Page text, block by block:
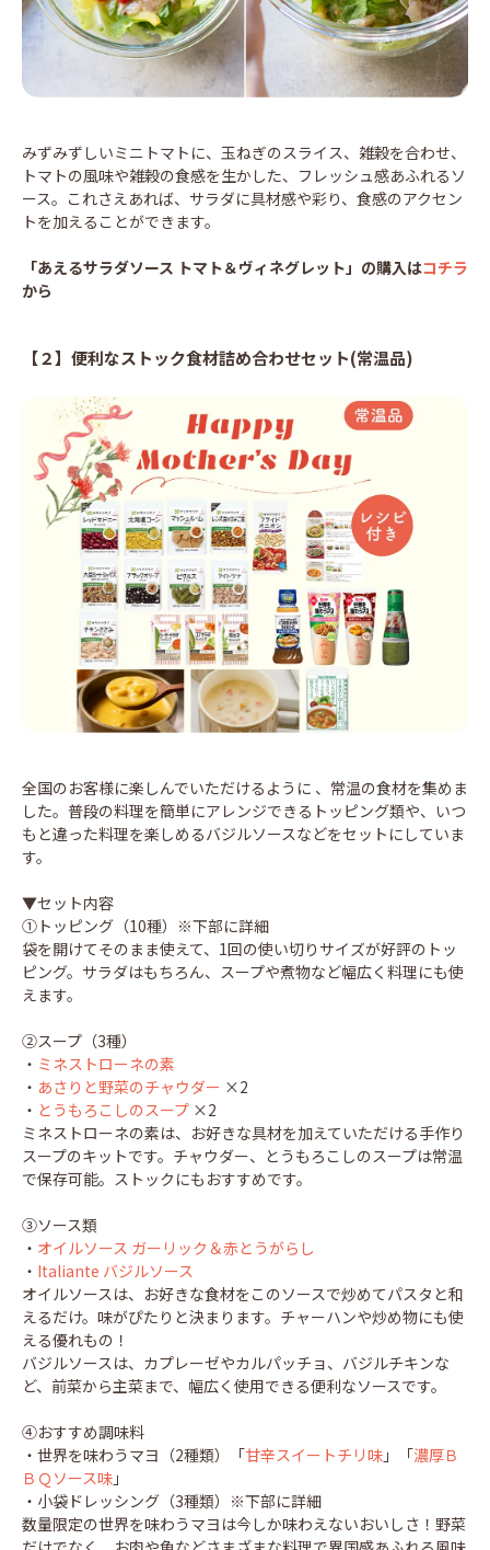
みずみずしいミニトマトに、玉ねぎのスライス、雑穀を合わせ、
トマトの風味や雑穀の食感を生かした、フレッシュ感あふれるソ
ース。これさえあれば、サラダに具材感や彩り、食感のアクセン
トを加えることができます。
「あえるサラダソース トマト＆ヴィネグレット」の購入はコチラ
から
【２】便利なストック食材詰め合わせセット(常温品)
全国のお客様に楽しんでいただけるように 、常温の食材を集めま
した。普段の料理を簡単にアレンジできるトッピング類や、いつ
もと違った料理を楽しめるバジルソースなどをセットにしていま
す。
▼セット内容
①トッピング（10種）※下部に詳細
袋を開けてそのまま使えて、1回の使い切りサイズが好評のトッ
ピング。サラダはもちろん、スープや煮物など幅広く料理にも使
えます。
②スープ（3種）
・ ミネストローネの素
・ あさりと野菜のチャウダー ×2
・ とうもろこしのスープ ×2
ミネストローネの素は、お好きな具材を加えていただける手作り
スープのキットです。チャウダー、とうもろこしのスープは常温
で保存可能。ストックにもおすすめです。
③ソース類
・ オイルソース ガーリック＆赤とうがらし
・ Italiante バジルソース
オイルソースは、お好きな食材をこのソースで炒めてパスタと和
えるだけ。味がぴたりと決まります。チャーハンや炒め物にも使
える優れもの！
バジルソースは、カプレーゼやカルパッチョ、バジルチキンな
ど、前菜から主菜まで、幅広く使用できる便利なソースです。
④おすすめ調味料
・世界を味わうマヨ（2種類）「甘辛スイートチリ味 」「濃厚Ｂ
ＢＱソース味 」
・小袋ドレッシング（3種類）※下部に詳細
数量限定の世界を味わうマヨは今しか味わえないおいしさ！野菜